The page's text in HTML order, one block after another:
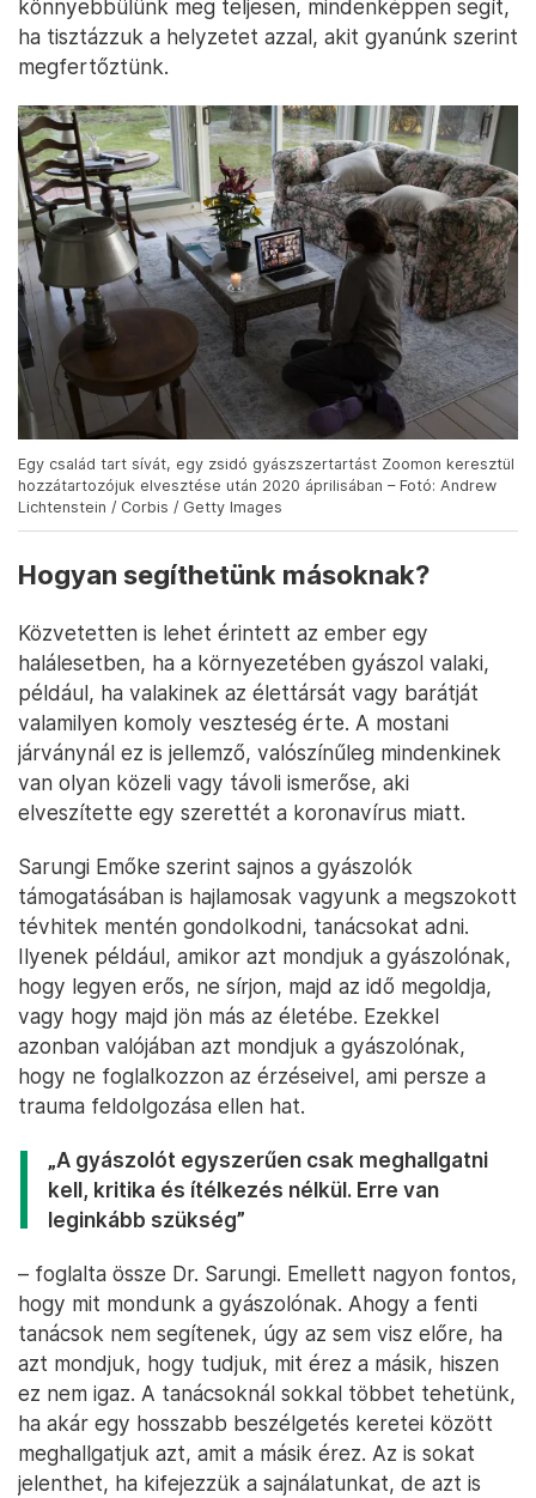
könnyebbülünk meg teljesen, mindenképpen segít,
ha tisztázzuk a helyzetet azzal, akit gyanúnk szerint
megfertőztünk.
Egy család tart sívát, egy zsidó gyászszertartást Zoomon keresztül
hozzátartozójuk elvesztése után 2020 áprilisában – Fotó: Andrew
Lichtenstein / Corbis / Getty Images
Hogyan segíthetünk másoknak?
Közvetetten is lehet érintett az ember egy
halálesetben, ha a környezetében gyászol valaki,
például, ha valakinek az élettársát vagy barátját
valamilyen komoly veszteség érte. A mostani
járványnál ez is jellemző, valószínűleg mindenkinek
van olyan közeli vagy távoli ismerőse, aki
elveszítette egy szerettét a koronavírus miatt.
Sarungi Emőke szerint sajnos a gyászolók
támogatásában is hajlamosak vagyunk a megszokott
tévhitek mentén gondolkodni, tanácsokat adni.
Ilyenek például, amikor azt mondjuk a gyászolónak,
hogy legyen erős, ne sírjon, majd az idő megoldja,
vagy hogy majd jön más az életébe. Ezekkel
azonban valójában azt mondjuk a gyászolónak,
hogy ne foglalkozzon az érzéseivel, ami persze a
trauma feldolgozása ellen hat.
„A gyászolót egyszerűen csak meghallgatni
kell, kritika és ítélkezés nélkül. Erre van
leginkább szükség”
– foglalta össze Dr. Sarungi. Emellett nagyon fontos,
hogy mit mondunk a gyászolónak. Ahogy a fenti
tanácsok nem segítenek, úgy az sem visz előre, ha
azt mondjuk, hogy tudjuk, mit érez a másik, hiszen
ez nem igaz. A tanácsoknál sokkal többet tehetünk,
ha akár egy hosszabb beszélgetés keretei között
meghallgatjuk azt, amit a másik érez. Az is sokat
jelenthet, ha kifejezzük a sajnálatunkat, de azt is